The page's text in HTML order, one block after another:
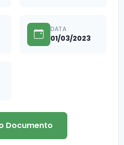
DATA
01/03/2023
Documento